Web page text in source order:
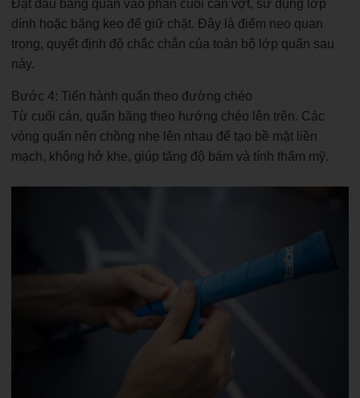
Đặt đầu băng quấn vào phần cuối cán vợt, sử dụng lớp
dính hoặc băng keo để giữ chặt. Đây là điểm neo quan
trọng, quyết định độ chắc chắn của toàn bộ lớp quấn sau
này.
Bước 4: Tiến hành quấn theo đường chéo
Từ cuối cán, quấn băng theo hướng chéo lên trên. Các
vòng quấn nên chồng nhẹ lên nhau để tạo bề mặt liền
mạch, không hở khe, giúp tăng độ bám và tính thẩm mỹ.